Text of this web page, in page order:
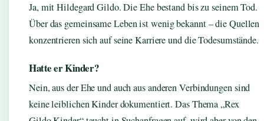
Ja, mit Hildegard Gildo. Die Ehe bestand bis zu seinem Tod.
Über das gemeinsame Leben ist wenig bekannt – die Quellen
konzentrieren sich auf seine Karriere und die Todesumstände.
Hatte er Kinder?
Nein, aus der Ehe und auch aus anderen Verbindungen sind
keine leiblichen Kinder dokumentiert. Das Thema „Rex